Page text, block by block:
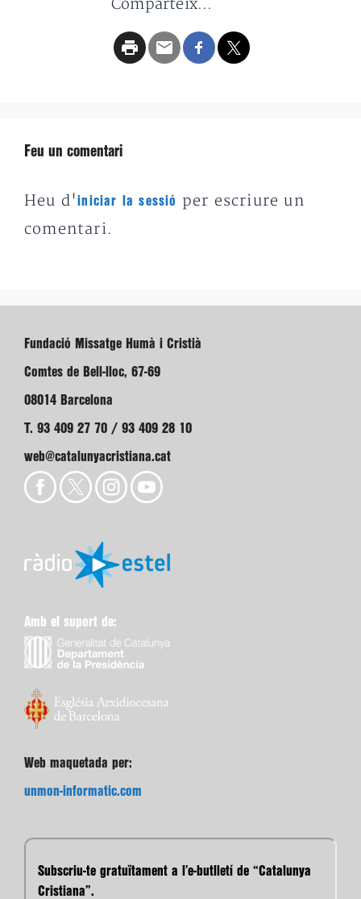
Comparteix...
Feu un comentari
Heu d'iniciar la sessió
per escriure un
comentari.
Fundació Missatge Humà i Cristià
Comtes de Bell-lloc, 67-69
08014 Barcelona
T. 93 409 27 70 / 93 409 28 10
web@catalunyacristiana.cat
Amb el suport de:
Web maquetada per:
unmon-informatic.com
Subscriu-te gratuïtament a l’e-butlletí de “Catalunya
Cristiana”.